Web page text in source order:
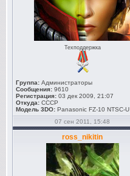
Техподдержка
Группа: Администраторы
Сообщения: 9610
Регистрация: 03 дек 2009, 21:07
Откуда: СССР
Модель 3DO: Panasonic FZ-10 NTSC-U
07 сен 2011, 15:48
ross_nikitin